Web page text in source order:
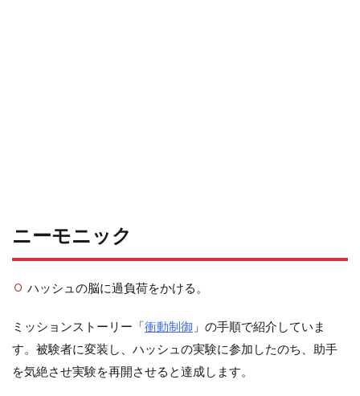
ニーモニック
ハッシュの脳に過負荷をかける。
ミッションストーリー「衝動制御 」の手順で紹介していま
す。被験者に変装し、ハッシュの実験に参加したのち、助手
を気絶させ実験を再開させると達成します。